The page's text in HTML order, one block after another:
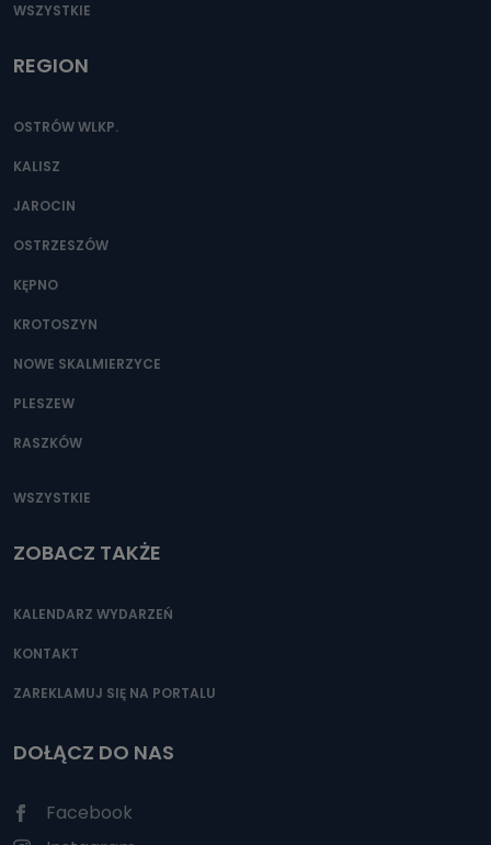
WSZYSTKIE
REGION
OSTRÓW WLKP.
KALISZ
JAROCIN
OSTRZESZÓW
KĘPNO
KROTOSZYN
NOWE SKALMIERZYCE
PLESZEW
RASZKÓW
WSZYSTKIE
ZOBACZ TAKŻE
KALENDARZ WYDARZEŃ
KONTAKT
ZAREKLAMUJ SIĘ NA PORTALU
DOŁĄCZ DO NAS
Facebook